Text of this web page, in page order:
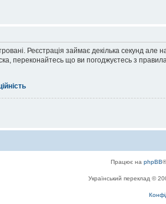
Реєстрація займає декілька секунд
переконайтесь що ви погоджуєтесь з
Працює на phpBB
Український переклад ©